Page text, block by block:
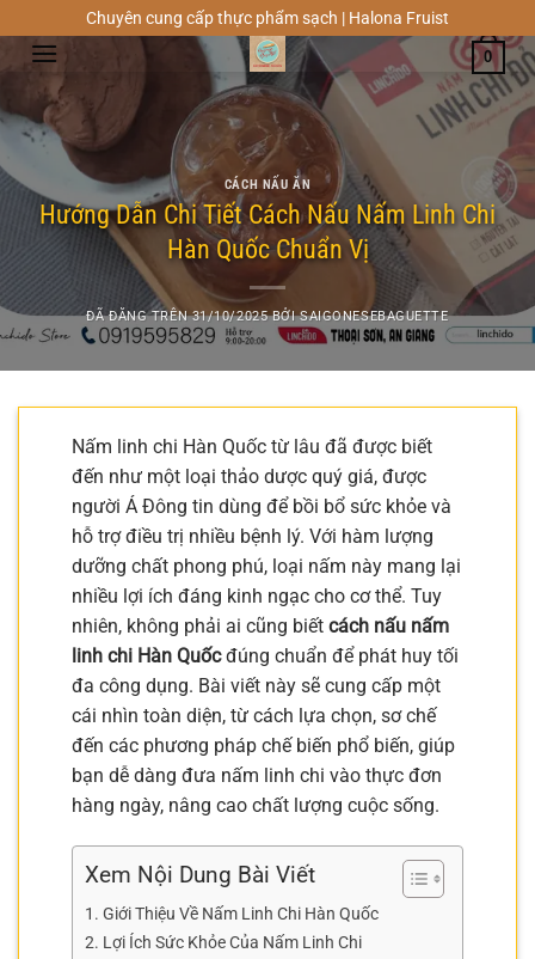
đến
nội
dung
Chuyên cung cấp thực phẩm sạch | Halona Fruist
0
CÁCH NẤU ĂN
Hướng Dẫn Chi Tiết Cách Nấu Nấm Linh Chi
Hàn Quốc Chuẩn Vị
ĐÃ ĐĂNG TRÊN31/10/2025 BỞISAIGONESEBAGUETTE
Nấm linh chi Hàn Quốc từ lâu đã được biết
đến như một loại thảo dược quý giá, được
người Á Đông tin dùng để bồi bổ sức khỏe và
hỗ trợ điều trị nhiều bệnh lý. Với hàm lượng
dưỡng chất phong phú, loại nấm này mang lại
nhiều lợi ích đáng kinh ngạc cho cơ thể. Tuy
nhiên, không phải ai cũng biết cách nấu nấm
linh chi Hàn Quốcđúng chuẩn để phát huy tối
đa công dụng. Bài viết này sẽ cung cấp một
cái nhìn toàn diện, từ cách lựa chọn, sơ chế
đến các phương pháp chế biến phổ biến, giúp
bạn dễ dàng đưa nấm linh chi vào thực đơn
hàng ngày, nâng cao chất lượng cuộc sống.
Xem Nội Dung Bài Viết
Giới Thiệu Về Nấm Linh Chi Hàn Quốc
Lợi Ích Sức Khỏe Của Nấm Linh Chi